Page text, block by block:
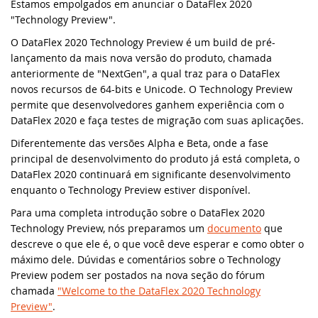
Estamos empolgados em anunciar o DataFlex 2020
"Technology Preview".
O DataFlex 2020 Technology Preview é um build de pré-
lançamento da mais nova versão do produto, chamada
anteriormente de "NextGen", a qual traz para o DataFlex
novos recursos de 64-bits e Unicode. O Technology Preview
permite que desenvolvedores ganhem experiência com o
DataFlex 2020 e faça testes de migração com suas aplicações.
Diferentemente das versões Alpha e Beta, onde a fase
principal de desenvolvimento do produto já está completa, o
DataFlex 2020 continuará em significante desenvolvimento
enquanto o Technology Preview estiver disponível.
Para uma completa introdução sobre o DataFlex 2020
Technology Preview, nós preparamos um documento que
descreve o que ele é, o que você deve esperar e como obter o
máximo dele. Dúvidas e comentários sobre o Technology
Preview podem ser postados na nova seção do fórum
chamada "Welcome to the DataFlex 2020 Technology
Preview".
Knowledge Base (Brasil)
Produtos Suportados
Download de Produtos
Abrir um Chamado Técnico
DataFlex 2025 Alpha 1 lançado - Baixe e
teste agora!
Atualização de segurança do DataFlex
2024/24.0 e 2023/23.0 - Ação necessária!
Atualização de segurança para todas as
versões do DataFlex com WebApp
Framework - Ação necessária!
Bibliotecas DataFlex compatíveis com
DataFlex 2024 já disponíveis!
Lançada nova versão da Biblioteca
DataFlex LibXL
DataFlex Reports 2024 foi lançado - baixe
Dynamic AI
Sistemas & Ambientes
EDUC 2022
WEBINAR: Migrando para o DataFlex
2021/20.0
Migrando para o DataFlex 20.0
Evento de Aniversário on-line - Data
EDUC 2020 Virtual
DISD 2020